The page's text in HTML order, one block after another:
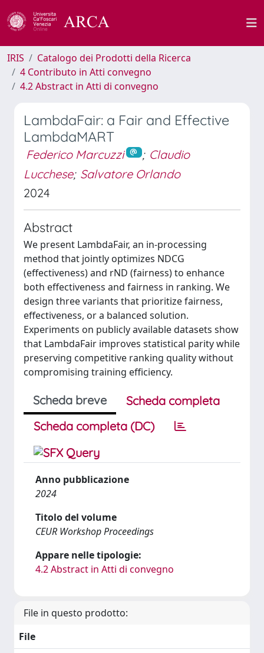
IRIS
Catalogo dei Prodotti della Ricerca
4 Contributo in Atti convegno
4.2 Abstract in Atti di convegno
LambdaFair: a Fair and Effective
LambdaMART
Federico Marcuzzi ; Claudio
Lucchese; Salvatore Orlando
2024
Abstract
We present LambdaFair, an in-processing
method that jointly optimizes NDCG
(effectiveness) and rND (fairness) to enhance
both effectiveness and fairness in ranking. We
design three variants that prioritize fairness,
effectiveness, or a balanced solution.
Experiments on publicly available datasets show
that LambdaFair improves statistical parity while
preserving competitive ranking quality without
compromising training efficiency.
Scheda breve
Scheda completa
Scheda completa (DC)
Anno pubblicazione
2024
Titolo del volume
CEUR Workshop Proceedings
Appare nelle tipologie:
4.2 Abstract in Atti di convegno
File in questo prodotto:
File